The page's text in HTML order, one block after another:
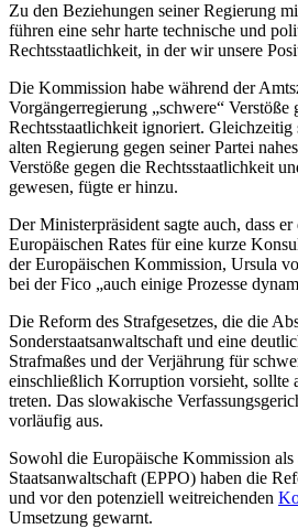
Zu den Beziehungen seiner Regierung
führen eine sehr harte technische und
Rechtsstaatlichkeit, in der wir unsere
Die Kommission habe während der
Vorgängerregierung „schwere“ Verstöße
Rechtsstaatlichkeit ignoriert.
alten Regierung gegen seiner Partei
Verstöße gegen die Rechtsstaatlichkeit
gewesen, fügte er hinzu.
Der Ministerpräsident sagte auch, dass
Europäischen Rates für eine kurze
der Europäischen Kommission, Ursula
bei der Fico „auch einige Prozesse
Die Reform des Strafgesetzes, die die
Sonderstaatsanwaltschaft und eine
Strafmaßes und der Verjährung für
einschließlich Korruption vorsieht, sollte
treten. Das slowakische
vorläufig aus.
Sowohl die Europäische Kommission
Staatsanwaltschaft (EPPO) haben die
und vor den potenziell weitreichenden
Umsetzung gewarnt.